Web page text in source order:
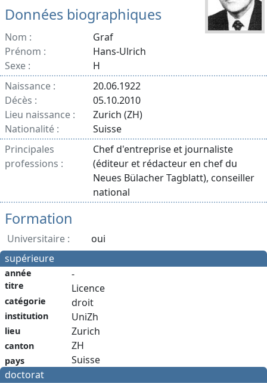
Données biographiques
Nom :
Graf
Prénom :
Hans-Ulrich
Sexe :
H
Naissance :
20.06.1922
Décès :
05.10.2010
Lieu naissance :
Zurich (ZH)
Nationalité :
Suisse
Principales
professions :
Chef d'entreprise et journaliste
(éditeur et rédacteur en chef du
Neues Bülacher Tagblatt), conseiller
national
Formation
Universitaire :
oui
supérieure
année
titre
catégorie
institution
lieu
canton
pays
-
Licence
droit
UniZh
Zurich
ZH
Suisse
doctorat